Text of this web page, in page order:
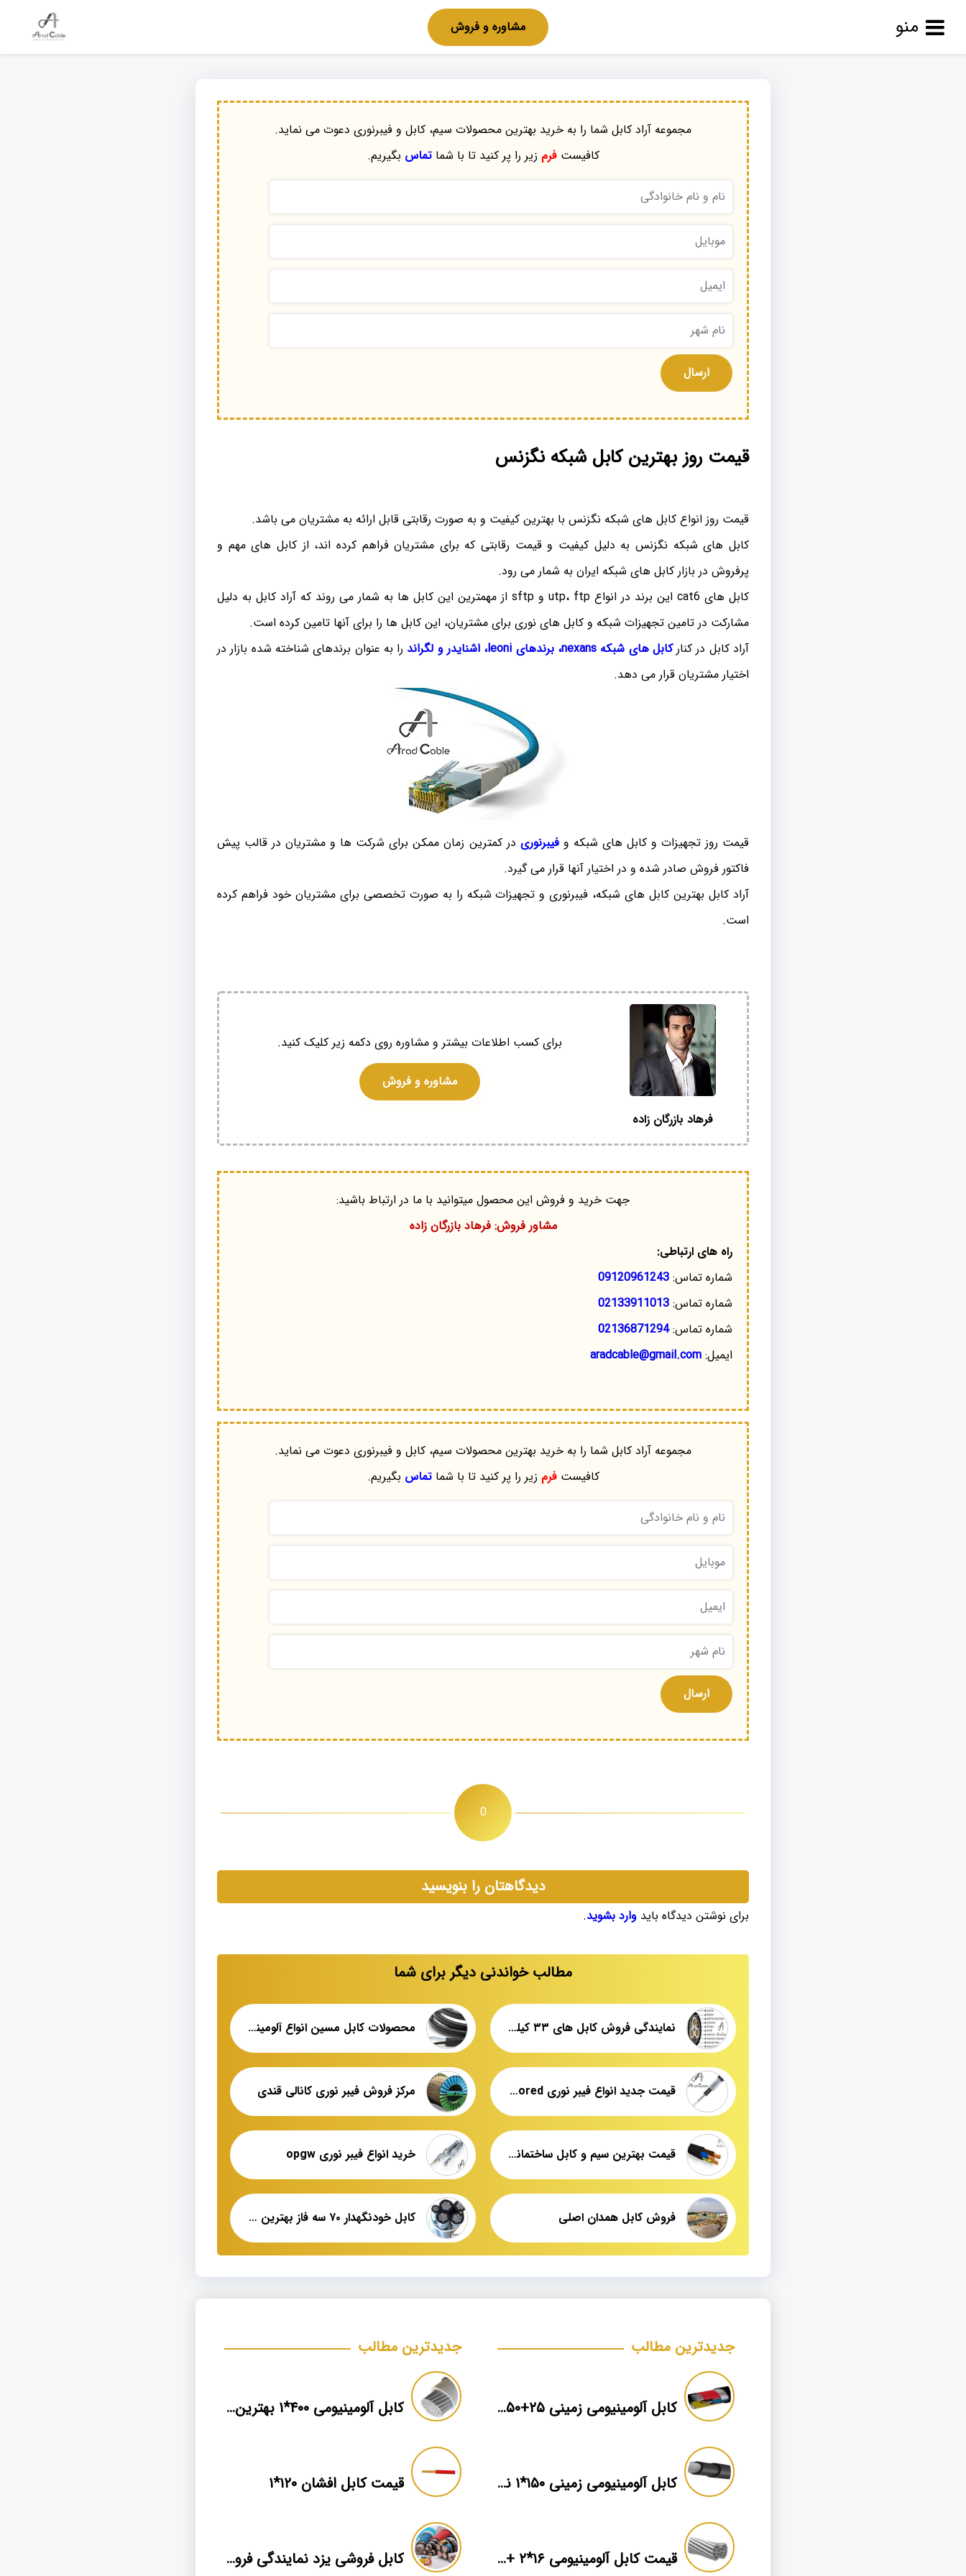
منو مشاوره و فروش
مجموعه آراد کابل شما را به خرید بهترین محصولات سیم، کابل و فیبرنوری دعوت می نماید.
کافیستفرم زیر را پر کنید تا با شماتماس بگیریم.
قیمت روز بهترین کابل شبکه نگزنس
قیمت روز انواع کابل های شبکه نگزنس با بهترین کیفیت و به صورت رقابتی قابل ارائه به مشتریان می باشد.
کابل های شبکه نگزنس به دلیل کیفیت و قیمت رقابتی که برای مشتریان فراهم کرده اند، از کابل های مهم و
پرفروش در بازار کابل های شبکه ایران به شمار می رود.
کابل های cat6 این برند در انواع utp، ftp و sftp از مهمترین این کابل ها به شمار می روند که آراد کابل به دلیل
مشارکت در تامین تجهیزات شبکه و کابل های نوری برای مشتریان، این کابل ها را برای آنها تامین کرده است.
آراد کابل در کنارکابل های شبکه nexans، برندهای leoni، اشنایدر و لگراند
را به عنوان برندهای شناخته شده بازار در
اختیار مشتریان قرار می دهد.
قیمت روز تجهیزات و کابل های شبکه وفیبرنوری در کمترین زمان ممکن برای شرکت ها و مشتریان در قالب پیش
فاکتور فروش صادر شده و در اختیار آنها قرار می گیرد.
آراد کابل بهترین کابل های شبکه، فیبرنوری و تجهیزات شبکه را به صورت تخصصی برای مشتریان خود فراهم کرده
است.
فرهاد بازرگان زاده
برای کسب اطلاعات بیشتر و مشاوره روی دکمه زیر کلیک کنید.
مشاوره و فروش
جهت خرید و فروش این محصول میتوانید با ما در ارتباط باشید:
مشاور فروش: فرهاد بازرگان زاده
راه های ارتباطی:
شماره تماس: 09120961243
شماره تماس: 02133911013
شماره تماس:02136871294
ایمیل: aradcable@gmail.com
مجموعه آراد کابل شما را به خرید بهترین محصولات سیم، کابل و فیبرنوری دعوت می نماید.
کافیستفرم زیر را پر کنید تا با شماتماس بگیریم.
0
دیدگاهتان را بنویسید
برای نوشتن دیدگاه باید وارد بشوید.
مطالب خواندنی دیگر برای شما
نمایندگی فروش کابل های ۳۳ کیلو ولت محصولات کابل مسین انواع آلومینیومی و مسی
قیمت جدید انواع فیبر نوری armored مرکز فروش فیبر نوری کانالی قندی
قیمت بهترین سیم و کابل ساختمانی استاندارد خرید انواع فیبر نوری opgw
فروش کابل همدان اصلی کابل خودنگهدار ۷۰ سه فاز بهترین قیمت
جدیدترین مطالب
کابل آلومینیومی زمینی ۲۵+۵۰*۳ برند ماهان
کابل آلومینیومی زمینی ۱۵۰*۱ نمایندگی فروش
قیمت کابل آلومینیومی ۱۶*۲ + بهترین برند بازار + اطلاعات فنی
جدیدترین مطالب
کابل آلومینیومی ۴۰۰*۱ بهترین قیمت بازار
قیمت کابل افشان ۱۲۰*۱
کابل فروشی یزد نمایندگی فروش